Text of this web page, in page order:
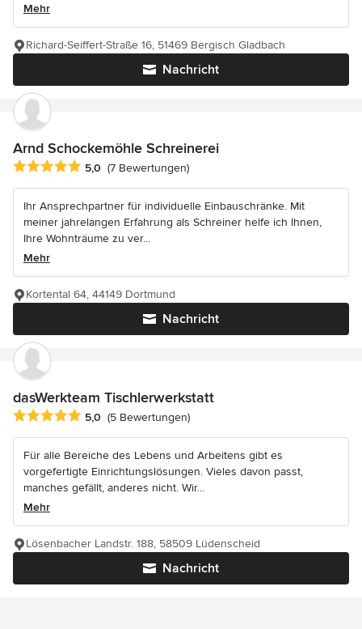
Mehr
Nachricht
Richard-Seiffert-Straße 16, 51469 Bergisch Gladbach
Arnd Schockemöhle Schreinerei
Durchschnittliche Bewertung: 5 von 5 Sternen
5,0 (7 Bewertungen)
Ihr Ansprechpartner für individuelle Einbauschränke. Mit
meiner jahrelangen Erfahrung als Schreiner helfe ich Ihnen,
Ihre Wohnträume zu ver...
Mehr
Nachricht
Kortental 64, 44149 Dortmund
dasWerkteam Tischlerwerkstatt
Durchschnittliche Bewertung: 5 von 5 Sternen
5,0 (5 Bewertungen)
Für alle Bereiche des Lebens und Arbeitens gibt es
vorgefertigte Einrichtungslösungen. Vieles davon passt,
manches gefällt, anderes nicht. Wir...
Mehr
Nachricht
Lösenbacher Landstr. 188, 58509 Lüdenscheid